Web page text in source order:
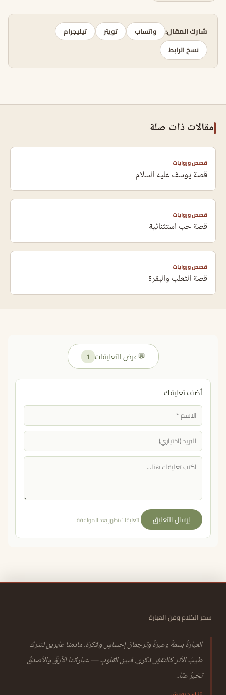
شارك المقال: واتساب تويتر
تيليجرام
نسخ الرابط
مقالات ذات صلة
قصص وروايات
قصة يوسف عليه السلام
قصص وروايات
قصة حب استثنائية
قصص وروايات
قصة الثعلب والبقرة
💬عرض التعليقات 1
أضف تعليقك
إرسال التعليق التعليقات تظهر بعد الموافقة
سحر الكلام وفن العبارة
العبارةُ بسمةٌ وعبرةٌ وترجمانُ إحساسٍ وفكرة. مادمنا عابرين لنتركَ
طيبَ الأثر كالنقشِ ذكرى. فبين القلوبِ — عباراتنا الأرقّ والأصدقُ
تخبرُ عنّا..